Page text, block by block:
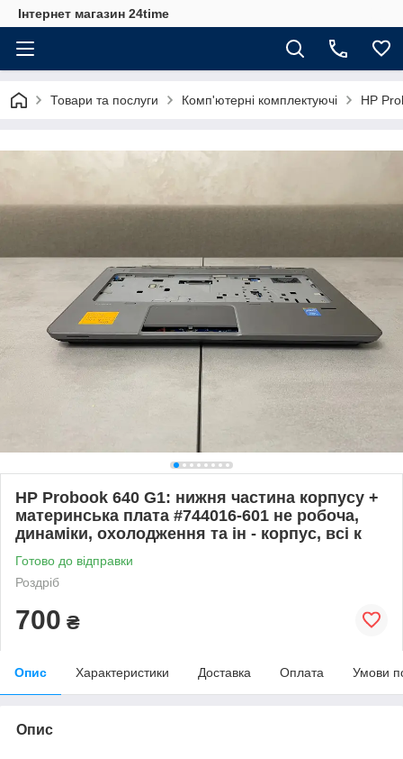
Інтернет магазин 24time
Товари та послуги Комп'ютерні комплектуючі HP
HP Probook 640 G1: нижня частина корпусу +
материнська плата #744016-601 не робоча,
динаміки, охолодження та ін - корпус, всі к
Готово до відправки
Роздріб
700 ₴
Опис Характеристики Доставка Оплата Умови
Опис